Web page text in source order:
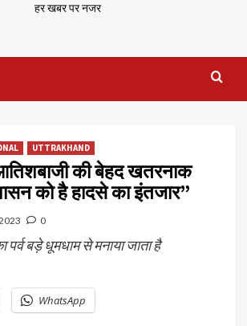
हर खबर पर नजर
UTTRAKHAND
की बेहद खतरनाक
को है हादसे का इंतजार”
0
पर्व बड़े धूमधाम से मनाया जाता है
WhatsApp